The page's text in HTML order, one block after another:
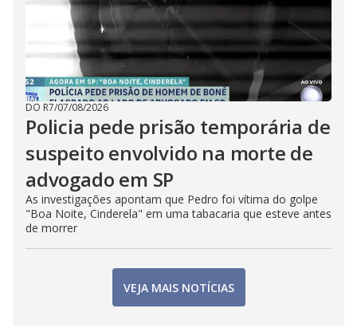
DO R7/07/08/2026
Policia pede prisão temporária de
suspeito envolvido na morte de
advogado em SP
As investigações apontam que Pedro foi vítima do golpe
"Boa Noite, Cinderela" em uma tabacaria que esteve antes
de morrer
VEJA MAIS NOTÍCIAS